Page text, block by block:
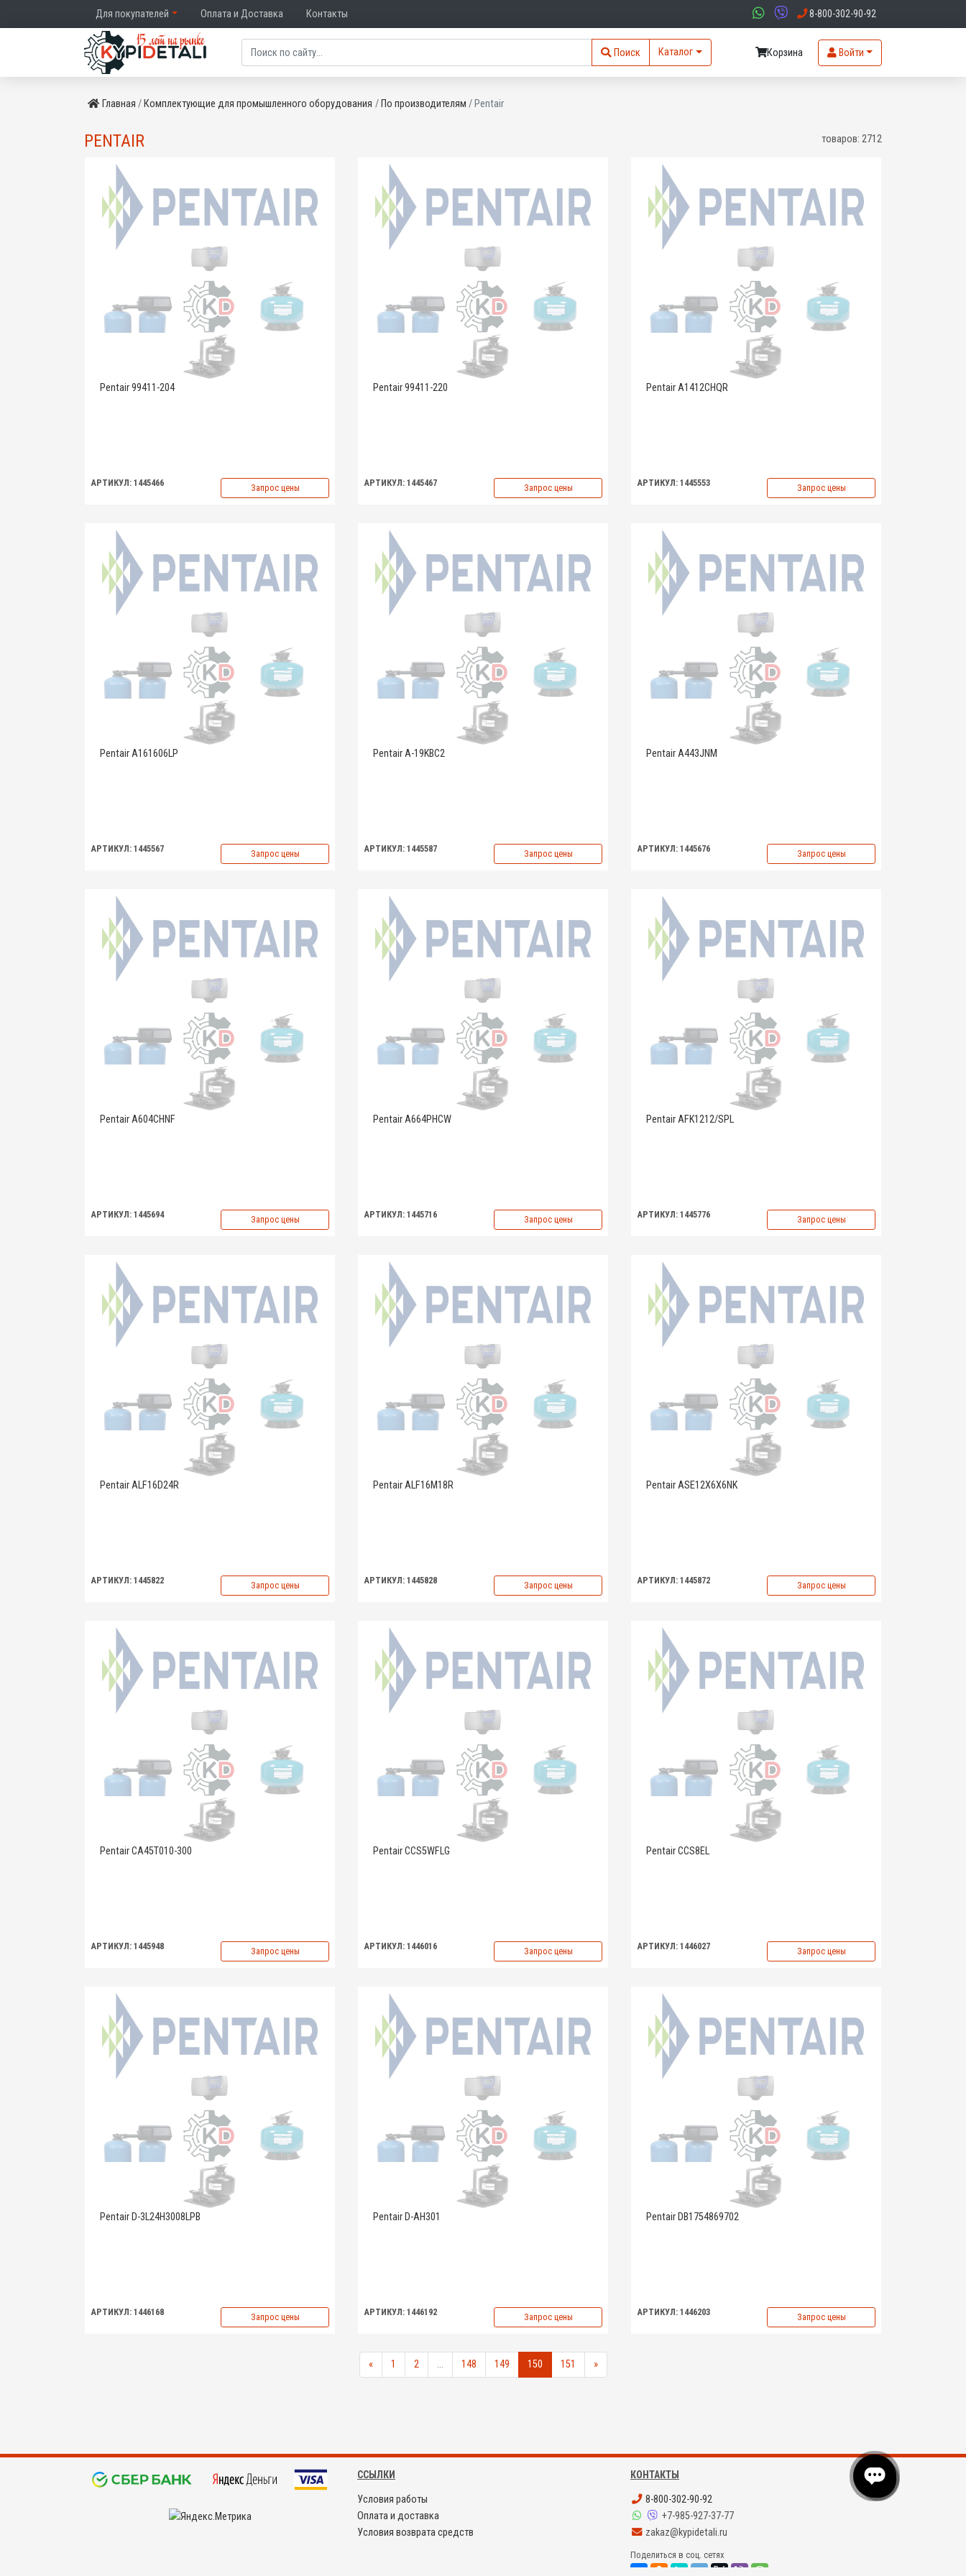
Для покупателей Оплата и Доставка Контакты 8-800-302-90-92
Поиск Каталог Корзина Войти
Главная Комплектующие для промышленного оборудования По производителям Pentair
PENTAIR товаров: 2712
Pentair 99411-204
АРТИКУЛ: 1445466 Запрос цены
Pentair 99411-220
АРТИКУЛ: 1445467 Запрос цены
Pentair A1412CHQR
АРТИКУЛ: 1445553 Запрос цены
Pentair A161606LP
АРТИКУЛ: 1445567 Запрос цены
Pentair A-19KBC2
АРТИКУЛ: 1445587 Запрос цены
Pentair A443JNM
АРТИКУЛ: 1445676 Запрос цены
Pentair A604CHNF
АРТИКУЛ: 1445694 Запрос цены
Pentair A664PHCW
АРТИКУЛ: 1445716 Запрос цены
Pentair AFK1212/SPL
АРТИКУЛ: 1445776 Запрос цены
Pentair ALF16D24R
АРТИКУЛ: 1445822 Запрос цены
Pentair ALF16M18R
АРТИКУЛ: 1445828 Запрос цены
Pentair ASE12X6X6NK
АРТИКУЛ: 1445872 Запрос цены
Pentair CA45T010-300
АРТИКУЛ: 1445948 Запрос цены
Pentair CCS5WFLG
АРТИКУЛ: 1446016 Запрос цены
Pentair CCS8EL
АРТИКУЛ: 1446027 Запрос цены
Pentair D-3L24H3008LPB
АРТИКУЛ: 1446168 Запрос цены
Pentair D-AH301
АРТИКУЛ: 1446192 Запрос цены
Pentair DB1754869702
АРТИКУЛ: 1446203 Запрос цены
« 1 2 ... 148 149 150 151 »
ССЫЛКИ
Условия работы
Оплата и доставка
Условия возврата средств
КОНТАКТЫ
8-800-302-90-92
+7-985-927-37-77
zakaz@kypidetali.ru
Поделиться в соц. сетях